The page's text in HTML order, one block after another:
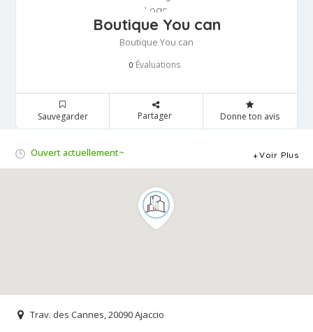
Boutique You can
Boutique You can
0 Évaluations
Sauvegarder Partager Donne ton avis
Ouvert actuellement~ Voir Plus
Trav. des Cannes, 20090 Ajaccio